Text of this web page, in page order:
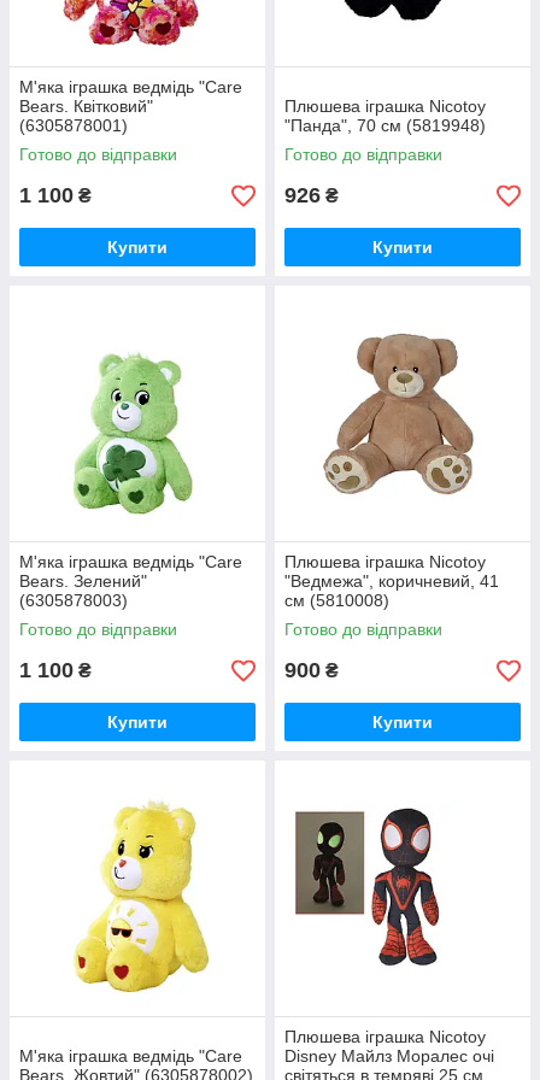
М'яка іграшка ведмідь "Care
Bears. Квітковий"
(6305878001)
Готово до відправки
1 100 ₴
Купити
Плюшева iграшка Niсоtоу
"Панда", 70 см (5819948)
Готово до відправки
926 ₴
Купити
М'яка іграшка ведмідь "Care
Bears. Зелений"
(6305878003)
Готово до відправки
1 100 ₴
Купити
Плюшева iграшка Niсоtоу
"Ведмежа", коричневий, 41
см (5810008)
Готово до відправки
900 ₴
Купити
М'яка іграшка ведмідь "Care
Bears. Жовтий" (6305878002)
Плюшева іграшка Nicotoy
Disney Майлз Моралес очі
світяться в темряві 25 см